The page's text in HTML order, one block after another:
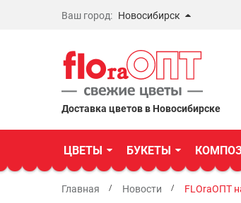
Ваш город: Новосибирск
Бердск
Омск
Доставка цветов в Новосибирске
ЦВЕТЫ БУКЕТЫ
Главная Новости FLOraОПТ